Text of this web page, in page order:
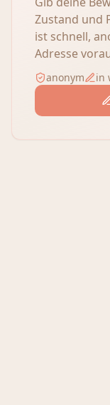
Zustand und
ist schnell,
Adresse
anonym
in